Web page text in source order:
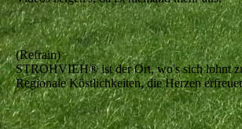
(Refrain)
STROHVIEH® ist der Ort, wo's sich lohnt
Regionale Köstlichkeiten, die Herzen